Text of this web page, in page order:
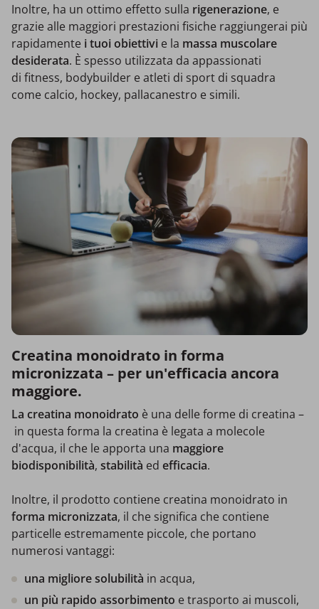
Inoltre, ha un ottimo effetto sulla rigenerazione, e
grazie alle maggiori prestazioni fisiche raggiungerai più
rapidamente i tuoi obiettivi e la massa muscolare
desiderata. È spesso utilizzata da appassionati
di fitness, bodybuilder e atleti di sport di squadra
come calcio, hockey, pallacanestro e simili.
Creatina monoidrato in forma
micronizzata – per un'efficacia ancora
maggiore.
La creatina monoidrato è una delle forme di creatina –
in questa forma la creatina è legata a molecole
d'acqua, il che le apporta una maggiore
biodisponibilità, stabilità ed efficacia.
Inoltre, il prodotto contiene creatina monoidrato in
forma micronizzata, il che significa che contiene
particelle estremamente piccole, che portano
numerosi vantaggi:
una migliore solubilità in acqua,
un più rapido assorbimento e trasporto ai muscoli,